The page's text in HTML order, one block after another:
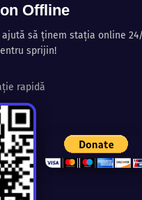
Offline
să ținem stația online
sprijin!
rapidă